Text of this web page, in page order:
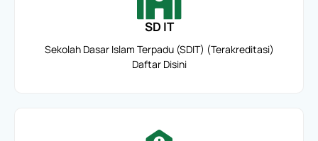
SD IT
Sekolah Dasar Islam Terpadu (SDIT) (Terakreditasi)
Daftar Disini